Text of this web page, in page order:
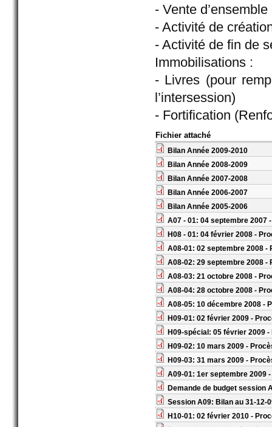
- Vente
- Activité de
- Activité de fin de
Immobilisations :
- Livres (pour
l’intersession)
- Fortification
Fichier attaché
Bilan Année 2009-2010
Bilan Année 2008-2009
Bilan Année 2007-2008
Bilan Année 2006-2007
Bilan Année 2005-2006
A07 - 01: 04 septembre 2007
H08 - 01: 04 février 2008 -
A08-01: 02 septembre 2008 -
A08-02: 29 septembre 2008 -
A08-03: 21 octobre 2008 -
A08-04: 28 octobre 2008 -
A08-05: 10 décembre 2008 -
H09-01: 02 février 2009 -
H09-spécial: 05 février 2009
H09-02: 10 mars 2009 -
H09-03: 31 mars 2009 -
A09-01: 1er septembre 2009
Demande de budget session
Session A09: Bilan au 31-12-
H10-01: 02 février 2010 -